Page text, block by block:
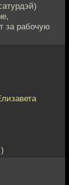
за рабочую